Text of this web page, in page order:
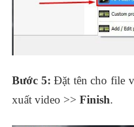
Bước 5: Đặt tên cho file
xuất video >> Finish.